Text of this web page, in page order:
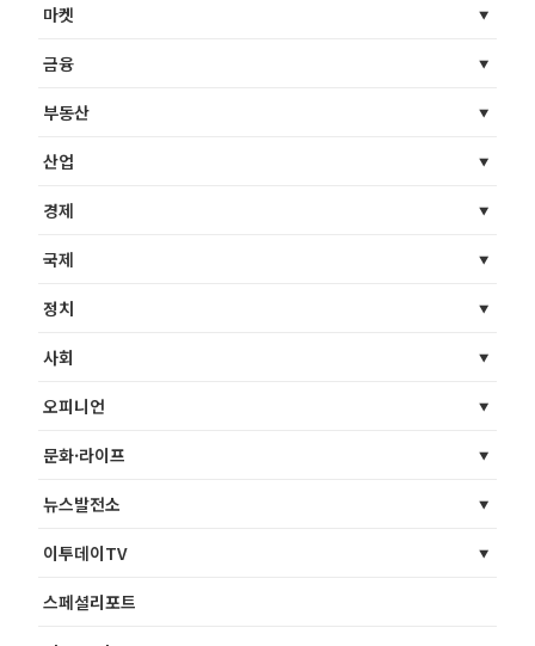
마켓
금융
부동산
산업
경제
국제
정치
사회
오피니언
문화·라이프
뉴스발전소
이투데이TV
스페셜리포트